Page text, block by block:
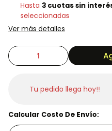
Hasta 3 cuotas sin
seleccionadas
Ver más detalles
Tu pedido llega hoy!!
Calcular Costo De Envío: